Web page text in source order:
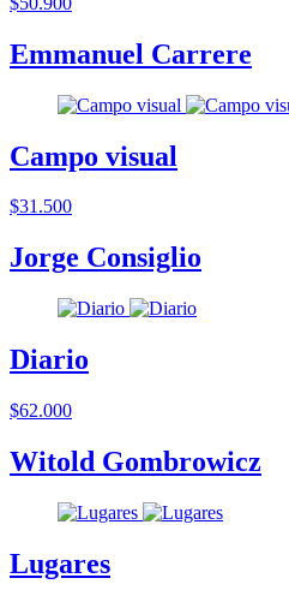
Emmanuel Carrere
Campo visual
$31.500
Jorge Consiglio
Diario
$62.000
Witold Gombrowicz
Lugares